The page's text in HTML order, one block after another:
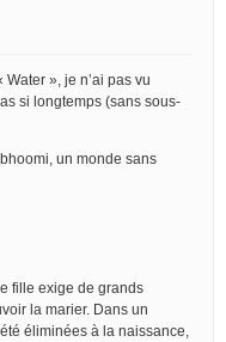
», je n’ai pas vu
si longtemps (sans sous-
un monde sans
fille exige de grands
la marier. Dans un
éliminées à la naissance,